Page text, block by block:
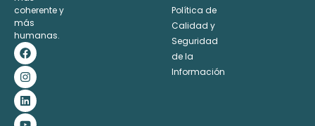
coherente y
más
humanas.
F
a
c
e
b
o
o
I
n
s
t
a
g
r
L
i
n
k
e
d
i
Y
o
u
t
u
b
e
Política de
Calidad y
Seguridad
de la
Información